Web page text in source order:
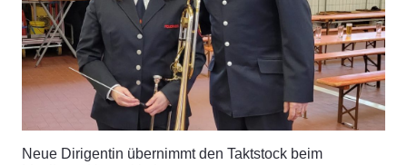
Neue Dirigentin übernimmt den Taktstock beim